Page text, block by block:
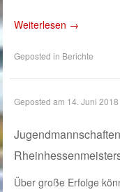
Weiterlesen →
Geposted in Berichte
Geposted am 14. Juni 2018
Über große Erfolge